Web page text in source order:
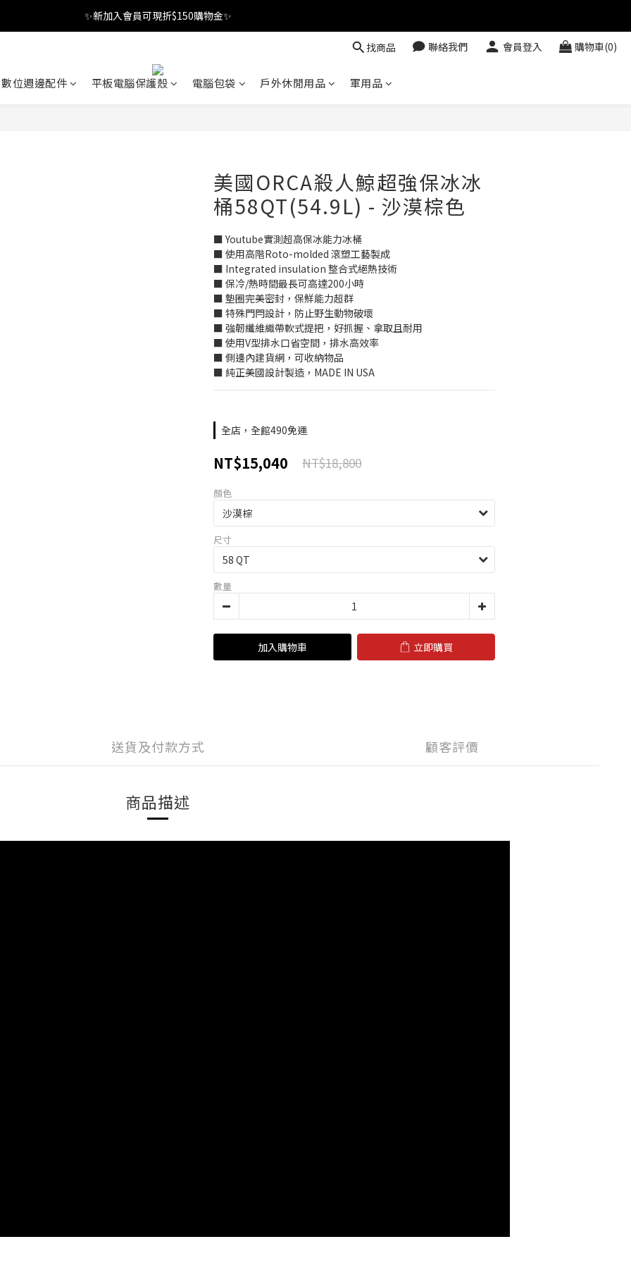
✨新加入會員可現折$150購物金✨
Welcome
✨新加入會員可現折$150購物金✨
找商品 聯絡我們 會員登入 購物車(0)
數位週邊配件 平板電腦保護殼 電腦包袋 戶外休閒用品 軍用品
美國ORCA殺人鯨超強保冰冰
桶58QT(54.9L) - 沙漠棕色
■ Youtube實測超高保冰能力冰桶
■ 使用高階Roto-molded 滾塑工藝製成
■ Integrated insulation 整合式絕熱技術
■ 保冷/熱時間最長可高達200小時
■ 墊圈完美密封，保鮮能力超群
■ 特殊門閂設計，防止野生動物破壞
■ 強韌纖維織帶軟式提把，好抓握、拿取且耐用
■ 使用V型排水口省空間，排水高效率
■ 側邊內建貨網，可收納物品
■ 純正美國設計製造，MADE IN USA
全店，全館490免運
NT$15,040 NT$18,800
顏色
尺寸
數量
加入購物車 立即購買
送貨及付款方式 顧客評價
商品描述